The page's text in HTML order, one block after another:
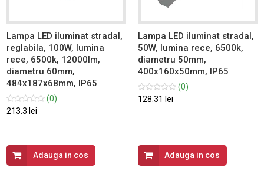
Lampa LED iluminat stradal,
reglabila, 100W, lumina
rece, 6500k, 12000lm,
diametru 60mm,
484x187x68mm, IP65
(0)
213.3 lei
Adauga in cos
Lampa LED iluminat stradal,
50W, lumina rece, 6500k,
diametru 50mm,
400x160x50mm, IP65
(0)
128.31 lei
Adauga in cos